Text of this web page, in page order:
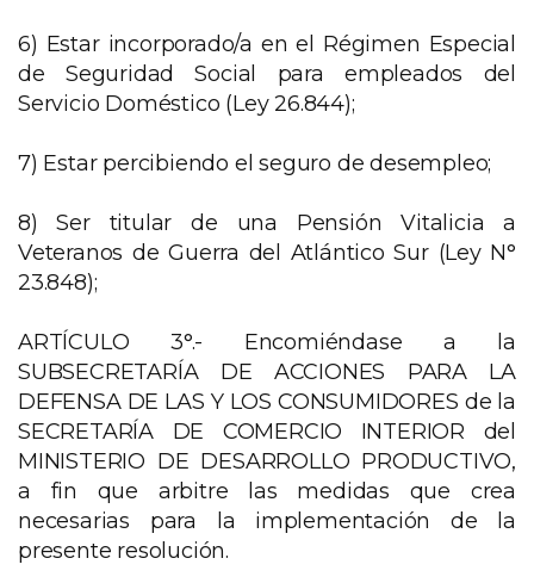
6) Estar incorporado/a en el Régimen Especial
de Seguridad Social para empleados del
Servicio Doméstico (Ley 26.844);
7) Estar percibiendo el seguro de desempleo;
8) Ser titular de una Pensión Vitalicia a
Veteranos de Guerra del Atlántico Sur (Ley N°
23.848);
ARTÍCULO 3°.- Encomiéndase a la
SUBSECRETARÍA DE ACCIONES PARA LA
DEFENSA DE LAS Y LOS CONSUMIDORES de la
SECRETARÍA DE COMERCIO INTERIOR del
MINISTERIO DE DESARROLLO PRODUCTIVO,
a fin que arbitre las medidas que crea
necesarias para la implementación de la
presente resolución.